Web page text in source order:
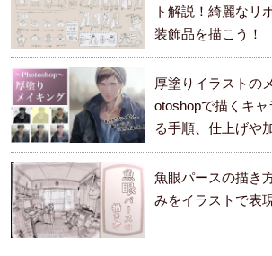
ト解説！綺麗なリ
装飾品を描こう！
厚塗りイラストの
otoshopで描くキ
る手順、仕上げや
ます。
魚眼パースの描き
みをイラストで表